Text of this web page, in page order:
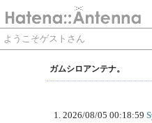
ようこそゲストさん
ガムシロアンテナ。
2026/08/05 00:18:59